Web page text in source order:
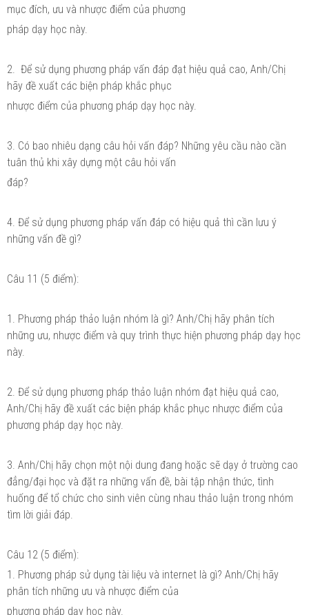
mục đích, ưu và nhược điểm của phương
pháp dạy học này.
2. Để sử dụng phương pháp vấn đáp đạt hiệu quả cao, Anh/Chị
hãy đề xuất các biện pháp khắc phục
nhược điểm của phương pháp dạy học này.
3. Có bao nhiêu dạng câu hỏi vấn đáp? Những yêu cầu nào cần
tuân thủ khi xây dựng một câu hỏi vấn
đáp?
4. Để sử dụng phương pháp vấn đáp có hiệu quả thì cần lưu ý
những vấn đề gì?
Câu 11 (5 điểm):
1. Phương pháp thảo luận nhóm là gì? Anh/Chị hãy phân tích
những ưu, nhược điểm và quy trình thực hiện phương pháp dạy học
này.
2. Để sử dụng phương pháp thảo luận nhóm đạt hiệu quả cao,
Anh/Chị hãy đề xuất các biện pháp khắc phục nhược điểm của
phương pháp dạy học này.
3. Anh/Chị hãy chọn một nội dung đang hoặc sẽ dạy ở trường cao
đẳng/đại học và đặt ra những vấn đề, bài tập nhận thức, tình
huống để tổ chức cho sinh viên cùng nhau thảo luận trong nhóm
tìm lời giải đáp.
Câu 12 (5 điểm):
1. Phương pháp sử dụng tài liệu và internet là gì? Anh/Chị hãy
phân tích những ưu và nhược điểm của
phương pháp dạy học này.